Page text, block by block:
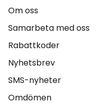
Om oss
Samarbeta med oss
Rabattkoder
Nyhetsbrev
SMS-nyheter
Omdömen